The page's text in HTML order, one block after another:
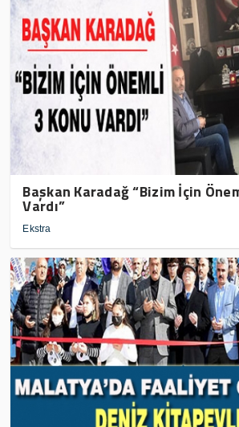
Başkan Karadağ “Bizim İçin
Vardı”
Ekstra